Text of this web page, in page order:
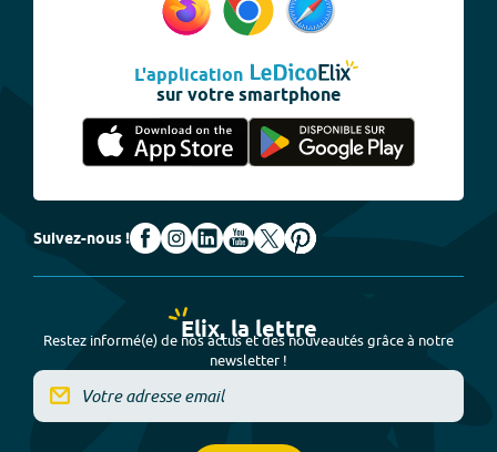
L'application
sur votre smartphone
Suivez-nous !
Elix, la lettre
Restez informé(e) de nos actus et des nouveautés grâce à notre
newsletter !